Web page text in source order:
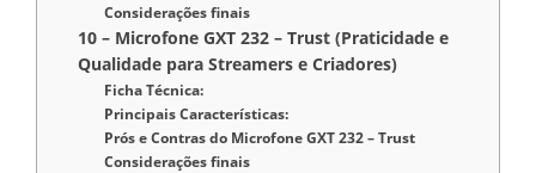
Considerações finais
10 – Microfone GXT 232 – Trust (Praticidade e
Qualidade para Streamers e Criadores)
Ficha Técnica:
Principais Características:
Prós e Contras do Microfone GXT 232 – Trust
Considerações finais